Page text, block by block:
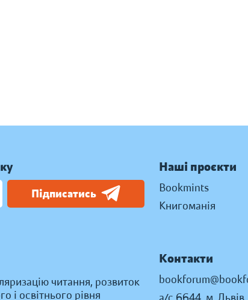
Підписатись
читання, розвиток
і освітнього рівня
Наші проєкти
Bookmints
Книгоманія
Контакти